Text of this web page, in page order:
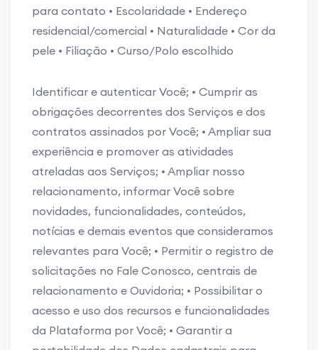
para contato • Escolaridade • Endereço
residencial/comercial • Naturalidade • Cor da
pele • Filiação • Curso/Polo escolhido
Identificar e autenticar Você; • Cumprir as
obrigações decorrentes dos Serviços e dos
contratos assinados por Você; • Ampliar sua
experiência e promover as atividades
atreladas aos Serviços; • Ampliar nosso
relacionamento, informar Você sobre
novidades, funcionalidades, conteúdos,
notícias e demais eventos que consideramos
relevantes para Você; • Permitir o registro de
solicitações no Fale Conosco, centrais de
relacionamento e Ouvidoria; • Possibilitar o
acesso e uso dos recursos e funcionalidades
da Plataforma por Você; • Garantir a